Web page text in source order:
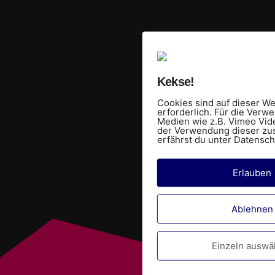
Kekse!
Cookies sind auf dieser
erforderlich. Für die
Medien wie z.B. Vimeo
der Verwendung dieser
erfährst du unter
Erlauben
Ablehnen
Einzeln